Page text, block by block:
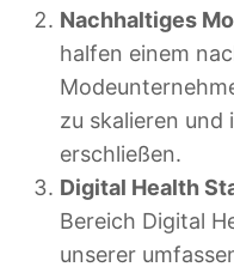
Nachhaltiges
halfen einem
zu skalieren
erschließen.
Digital Health
Bereich Digital
unserer